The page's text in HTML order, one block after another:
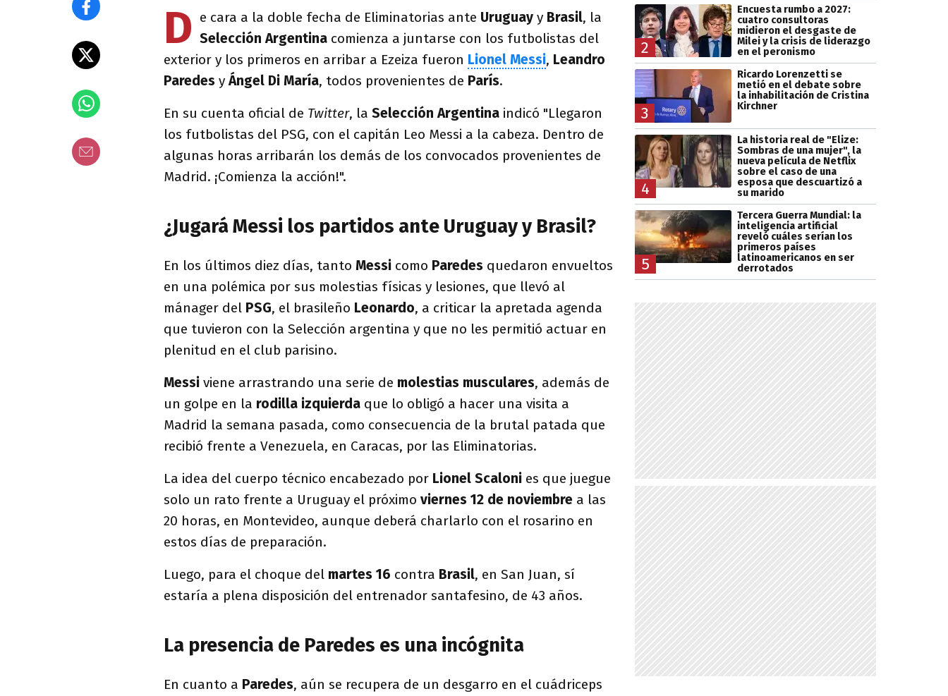
D e cara a la doble fecha de Eliminatorias ante Uruguay y Brasil, la
Selección Argentina comienza a juntarse con los futbolistas del
exterior y los primeros en arribar a Ezeiza fueron Lionel Messi, Leandro
Paredes yÁngel Di María, todos provenientes de París.
En su cuenta oficial de Twitter, la Selección Argentina indicó "Llegaron
los futbolistas del PSG, con el capitán Leo Messi a la cabeza. Dentro de
algunas horas arribarán los demás de los convocados provenientes de
Madrid. ¡Comienza la acción!".
¿Jugará Messi los partidos ante Uruguay y Brasil?
En los últimos diez días, tanto Messi como Paredes quedaron envueltos
en una polémica por sus molestias físicas y lesiones, que llevó al
mánager del PSG, el brasileño Leonardo, a criticar la apretada agenda
que tuvieron con la Selección argentina y que no les permitió actuar en
plenitud en el club parisino.
Messi viene arrastrando una serie de molestias musculares, además de
un golpe en la rodilla izquierda que lo obligó a hacer una visita a
Madrid la semana pasada, como consecuencia de la brutal patada que
recibió frente a Venezuela, en Caracas, por las Eliminatorias.
La idea del cuerpo técnico encabezado por Lionel Scaloni es que juegue
solo un rato frente a Uruguay el próximo viernes 12 de noviembre a las
20 horas, en Montevideo, aunque deberá charlarlo con el rosarino en
estos días de preparación.
Luego, para el choque del martes 16 contra Brasil, en San Juan, sí
estaría a plena disposición del entrenador santafesino, de 43 años.
La presencia de Paredes es una incógnita
En cuanto a Paredes, aún se recupera de un desgarro en el cuádriceps
2
Encuesta rumbo a 2027:
cuatro consultoras
midieron el desgaste de
Milei y la crisis de liderazgo
en el peronismo
3
Ricardo Lorenzetti se
metió en el debate sobre
la inhabilitación de Cristina
Kirchner
4
La historia real de "Elize:
Sombras de una mujer", la
nueva película de Netflix
sobre el caso de una
esposa que descuartizó a
su marido
5
Tercera Guerra Mundial: la
inteligencia artificial
reveló cuáles serían los
primeros países
latinoamericanos en ser
derrotados